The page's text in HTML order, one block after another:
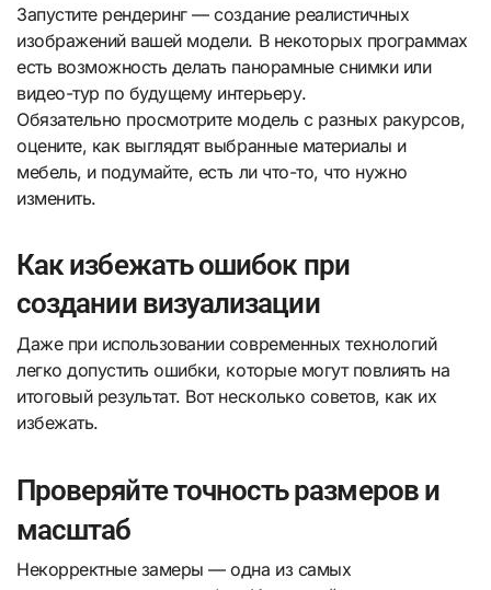
Запустите рендеринг — создание реалистичных
изображений вашей модели. В некоторых программах
есть возможность делать панорамные снимки или
видео-тур по будущему интерьеру.
Обязательно просмотрите модель с разных ракурсов,
оцените, как выглядят выбранные материалы и
мебель, и подумайте, есть ли что-то, что нужно
изменить.
Как избежать ошибок при
создании визуализации
Даже при использовании современных технологий
легко допустить ошибки, которые могут повлиять на
итоговый результат. Вот несколько советов, как их
избежать.
Проверяйте точность размеров и
масштаб
Некорректные замеры — одна из самых